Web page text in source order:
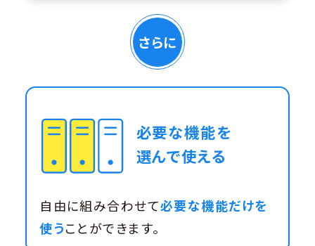
さらに
必要な機能を
選んで使える
自由に組み合わせて必要な機能だけを
使うことができます。